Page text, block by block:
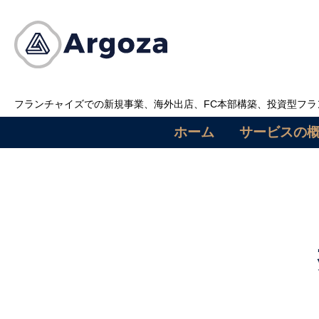
content
フランチャイズでの新規事業、海外出店、FC本部構築、投資型フ
ホーム サービスの